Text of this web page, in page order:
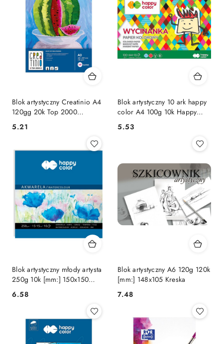
Blok artystyczny Creatinio A4
120gg 20k Top 2000
Cena:
5.21
Blok artystyczny 10 ark happy
color A4 100g 10k Happy
Cena:
5.53
Blok artystyczny młody artysta
250g 10k [mm:] 150x150
Happy Color (HA 3725 1515-
A10)
Cena:
6.58
Blok artystyczny A6 120g 120k
[mm:] 148x105 Kreska
Cena:
7.48